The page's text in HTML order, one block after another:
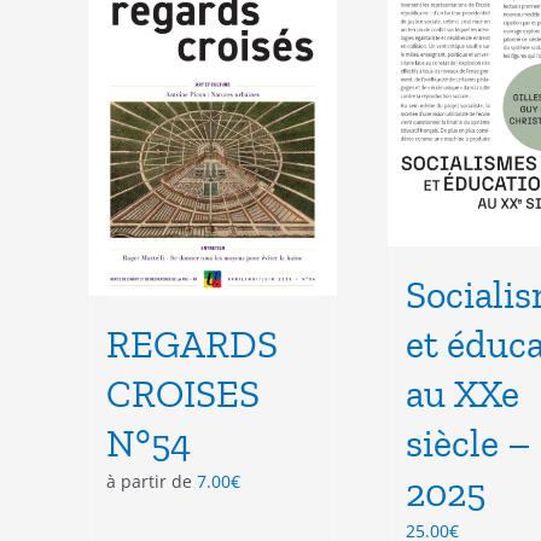
peuvent
être
choisies
sur
la
page
du
produit
être
sur
la
page
du
REGARDS
CROISES
N°54
à partir de 7.00€
et
au XXe
siècle –
2025
25.00€